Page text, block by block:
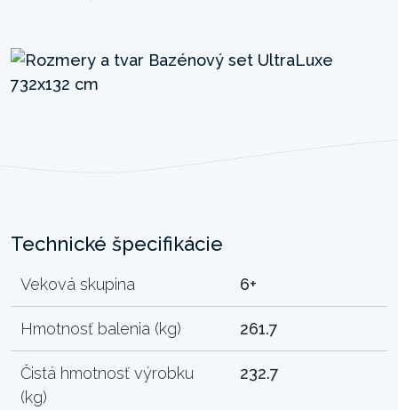
Technické špecifikácie
Veková skupina 6+
Hmotnosť balenia (kg) 261.7
Čistá hmotnosť výrobku
(kg)
232.7